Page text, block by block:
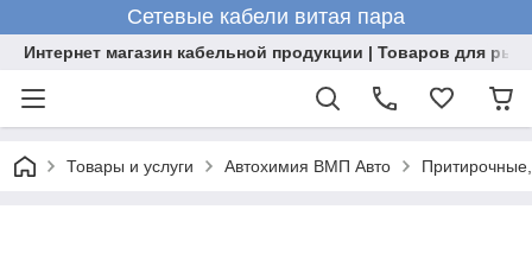
Сетевые кабели витая пара
Интернет магазин кабельной продукции | Товаров для
Товары и услуги Автохимия ВМП Авто